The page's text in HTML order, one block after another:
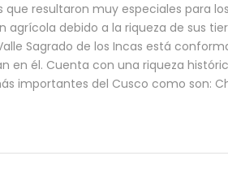
resultaron muy especiales para
debido a la riqueza de sus
Sagrado de los Incas está
en él. Cuenta con una riqueza
importantes del Cusco como son: